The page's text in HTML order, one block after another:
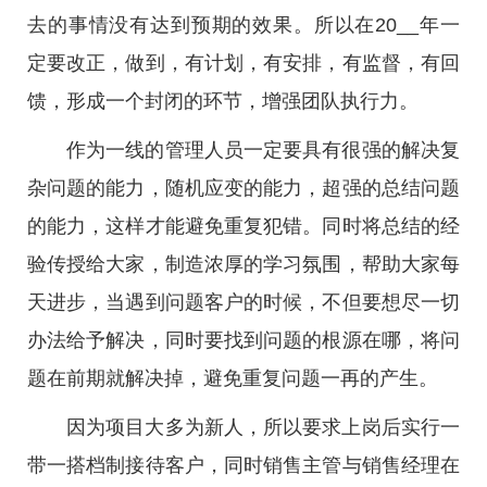
去的事情没有达到预期的效果。所以在20__年一
定要改正，做到，有计划，有安排，有监督，有回
馈，形成一个封闭的环节，增强团队执行力。
作为一线的管理人员一定要具有很强的解决复
杂问题的能力，随机应变的能力，超强的总结问题
的能力，这样才能避免重复犯错。同时将总结的经
验传授给大家，制造浓厚的学习氛围，帮助大家每
天进步，当遇到问题客户的时候，不但要想尽一切
办法给予解决，同时要找到问题的根源在哪，将问
题在前期就解决掉，避免重复问题一再的产生。
因为项目大多为新人，所以要求上岗后实行一
带一搭档制接待客户，同时销售主管与销售经理在